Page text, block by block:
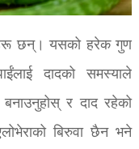
छन्। यसको हरेक गुण
दादको समस्याले
र दाद रहेको
बिरुवा छैन भने